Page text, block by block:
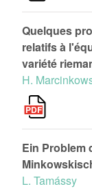
Quelques
relatifs à
variété
H.
Ein Problem
L. Tamássy